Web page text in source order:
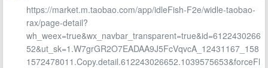
https://market.m.taobao.com/app/idleFish-F2e/widle-taobao-
rax/page-detail?
wh_weex=true&wx_navbar_transparent=true&id=6122430266
52&ut_sk=1.W7grGR2O7EADAA9J5FcVqvcA_12431167_158
1572478011.Copy.detail.612243026652.1039575653&forceFl